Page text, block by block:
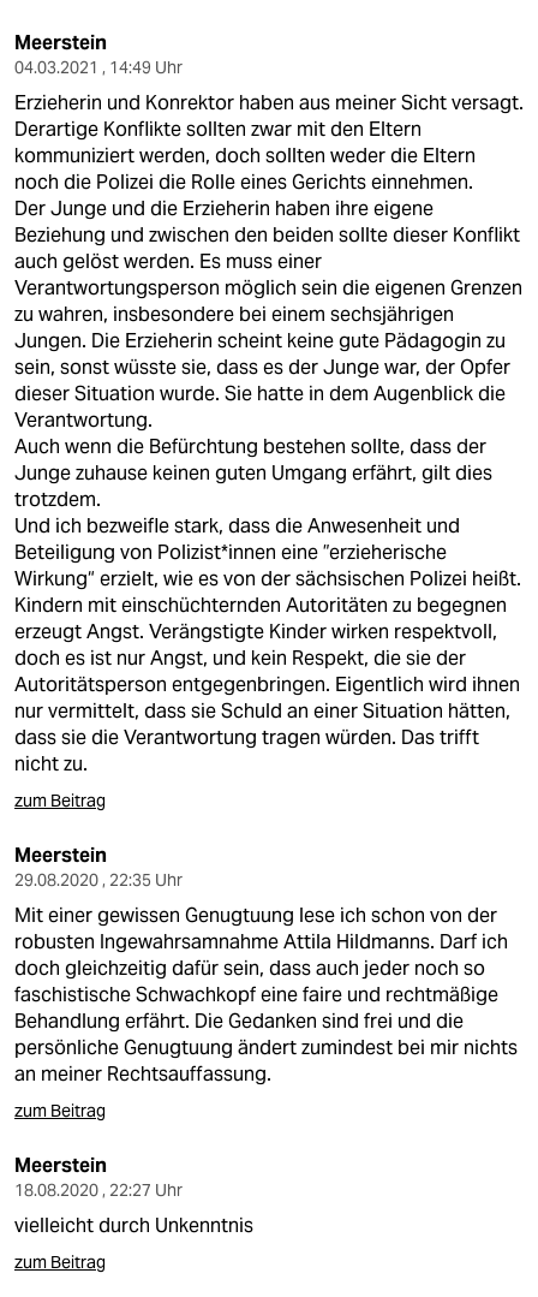
Meerstein
04.03.2021 , 14:49 Uhr
Erzieherin und Konrektor haben aus meiner Sicht versagt.
Derartige Konflikte sollten zwar mit den Eltern
kommuniziert werden, doch sollten weder die Eltern
noch die Polizei die Rolle eines Gerichts einnehmen.
Der Junge und die Erzieherin haben ihre eigene
Beziehung und zwischen den beiden sollte dieser Konflikt
auch gelöst werden. Es muss einer
Verantwortungsperson möglich sein die eigenen Grenzen
zu wahren, insbesondere bei einem sechsjährigen
Jungen. Die Erzieherin scheint keine gute Pädagogin zu
sein, sonst wüsste sie, dass es der Junge war, der Opfer
dieser Situation wurde. Sie hatte in dem Augenblick die
Verantwortung.
Auch wenn die Befürchtung bestehen sollte, dass der
Junge zuhause keinen guten Umgang erfährt, gilt dies
trotzdem.
Und ich bezweifle stark, dass die Anwesenheit und
Beteiligung von Polizist*innen eine ”erzieherische
Wirkung“ erzielt, wie es von der sächsischen Polizei heißt.
Kindern mit einschüchternden Autoritäten zu begegnen
erzeugt Angst. Verängstigte Kinder wirken respektvoll,
doch es ist nur Angst, und kein Respekt, die sie der
Autoritätsperson entgegenbringen. Eigentlich wird ihnen
nur vermittelt, dass sie Schuld an einer Situation hätten,
dass sie die Verantwortung tragen würden. Das trifft
nicht zu.
zum Beitrag
Meerstein
29.08.2020 , 22:35 Uhr
Mit einer gewissen Genugtuung lese ich schon von der
robusten Ingewahrsamnahme Attila Hildmanns. Darf ich
doch gleichzeitig dafür sein, dass auch jeder noch so
faschistische Schwachkopf eine faire und rechtmäßige
Behandlung erfährt. Die Gedanken sind frei und die
persönliche Genugtuung ändert zumindest bei mir nichts
an meiner Rechtsauffassung.
zum Beitrag
Meerstein
18.08.2020 , 22:27 Uhr
vielleicht durch Unkenntnis
zum Beitrag